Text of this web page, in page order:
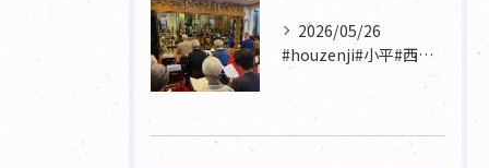
2026/05/26
#houzenji#小平#西東京市#東村山#立川市国分寺市寺...